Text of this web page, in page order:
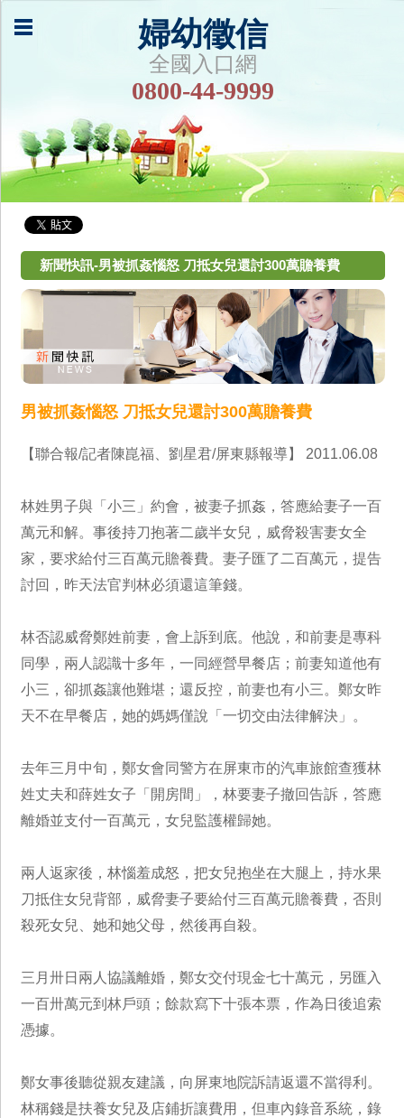
婦幼徵信
全國入口網
0800-44-9999
新聞快訊-男被抓姦惱怒 刀抵女兒還討300萬贍養費
男被抓姦惱怒 刀抵女兒還討300萬贍養費
【聯合報/記者陳崑福、劉星君/屏東縣報導】 2011.06.08
林姓男子與「小三」約會，被妻子抓姦，答應給妻子一百
萬元和解。事後持刀抱著二歲半女兒，威脅殺害妻女全
家，要求給付三百萬元贍養費。妻子匯了二百萬元，提告
討回，昨天法官判林必須還這筆錢。
林否認威脅鄭姓前妻，會上訴到底。他說，和前妻是專科
同學，兩人認識十多年，一同經營早餐店；前妻知道他有
小三，卻抓姦讓他難堪；還反控，前妻也有小三。鄭女昨
天不在早餐店，她的媽媽僅說「一切交由法律解決」。
去年三月中旬，鄭女會同警方在屏東市的汽車旅館查獲林
姓丈夫和薛姓女子「開房間」，林要妻子撤回告訴，答應
離婚並支付一百萬元，女兒監護權歸她。
兩人返家後，林惱羞成怒，把女兒抱坐在大腿上，持水果
刀抵住女兒背部，威脅妻子要給付三百萬元贍養費，否則
殺死女兒、她和她父母，然後再自殺。
三月卅日兩人協議離婚，鄭女交付現金七十萬元，另匯入
一百卅萬元到林戶頭；餘款寫下十張本票，作為日後追索
憑據。
鄭女事後聽從親友建議，向屏東地院訴請返還不當得利。
林稱錢是扶養女兒及店鋪折讓費用，但車內錄音系統，錄